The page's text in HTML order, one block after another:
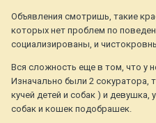
Объявления смотришь, такие
которых нет проблем по
социализированы, и
Вся сложность еще в том, что у
Изначально были 2 сокуратора,
кучей детей и собак ) и
собак и кошек подобрашек.